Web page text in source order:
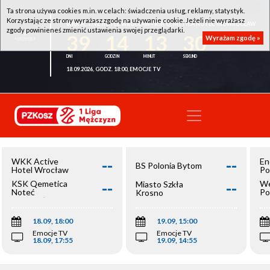
WKK ACTIVE HOTEL WROCŁAW - KSK QEMETICA NOTEĆ INOWROCŁAW
29
18.09.2026, GODZ. 18:00, EMOCJE TV
WKK Active
Hotel Wrocław
--
KSK Qemetica
Noteć
Inowrocław
--
18.09, 18:00
Emocje TV
18.09, 17:55
BS Polonia Bytom --
Miasto Szkła
Krosno
--
19.09, 15:00
Emocje TV
19.09, 14:55
Ta strona używa cookies m.in. w celach: świadczenia usług, reklamy, statystyk.
Korzystając ze strony wyrażasz zgodę na używanie cookie. Jeżeli nie wyrażasz
zgody powinieneś zmienić ustawienia swojej przeglądarki.
Wyrażam zgodę »